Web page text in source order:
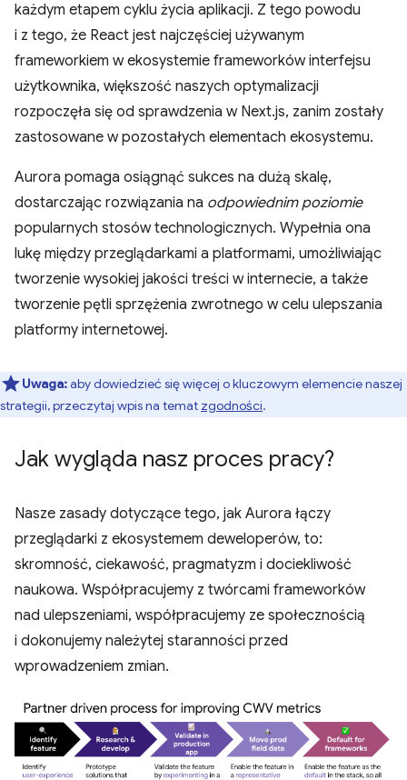
każdym etapem cyklu życia aplikacji. Z tego powodu
i z tego, że React jest najczęściej używanym
frameworkiem w ekosystemie frameworków interfejsu
użytkownika, większość naszych optymalizacji
rozpoczęła się od sprawdzenia w Next.js, zanim zostały
zastosowane w pozostałych elementach ekosystemu.
Aurora pomaga osiągnąć sukces na dużą skalę,
dostarczając rozwiązania na odpowiednim poziomie
popularnych stosów technologicznych. Wypełnia ona
lukę między przeglądarkami a platformami, umożliwiając
tworzenie wysokiej jakości treści w internecie, a także
tworzenie pętli sprzężenia zwrotnego w celu ulepszania
platformy internetowej.
Uwaga:aby dowiedzieć się więcej o kluczowym elemencie naszej
strategii, przeczytaj wpis na temat zgodności.
Jak wygląda nasz proces pracy?
Nasze zasady dotyczące tego, jak Aurora łączy
przeglądarki z ekosystemem deweloperów, to:
skromność, ciekawość, pragmatyzm i dociekliwość
naukowa. Współpracujemy z twórcami frameworków
nad ulepszeniami, współpracujemy ze społecznością
i dokonujemy należytej staranności przed
wprowadzeniem zmian.